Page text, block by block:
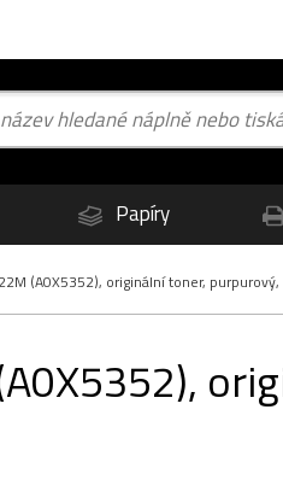
Papíry
(A0X5352), originální toner,